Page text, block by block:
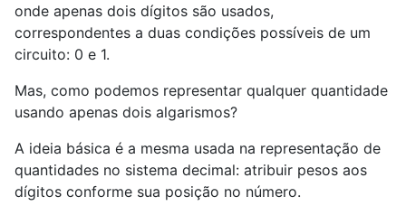
onde apenas dois dígitos são usados,
correspondentes a duas condições possíveis de um
circuito: 0 e 1.
Mas, como podemos representar qualquer quantidade
usando apenas dois algarismos?
A ideia básica é a mesma usada na representação de
quantidades no sistema decimal: atribuir pesos aos
dígitos conforme sua posição no número.